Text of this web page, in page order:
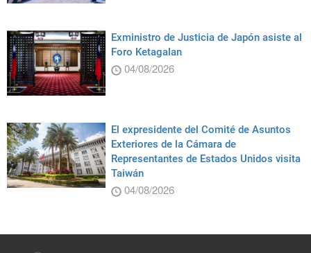
Exministro de Justicia de Japón asiste al
Foro Ketagalan
04/08/2026
El expresidente del Comité de Asuntos
Exteriores de la Cámara de
Representantes de Estados Unidos visita
Taiwán
04/08/2026